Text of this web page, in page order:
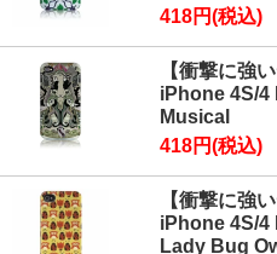
418円(税込)
【衝撃に強
iPhone 4S/
Musical
418円(税込)
【衝撃に強
iPhone 4S/
Lady Bug